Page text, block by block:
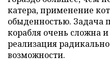
катера, применение
обыденностью. Задача
корабля очень сложна
реализация
возможности.